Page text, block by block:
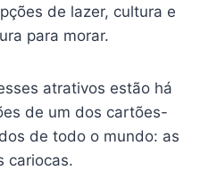
de lazer, cultura e
para morar.
atrativos estão há
de um dos cartões-
de todo o mundo: as
cariocas.